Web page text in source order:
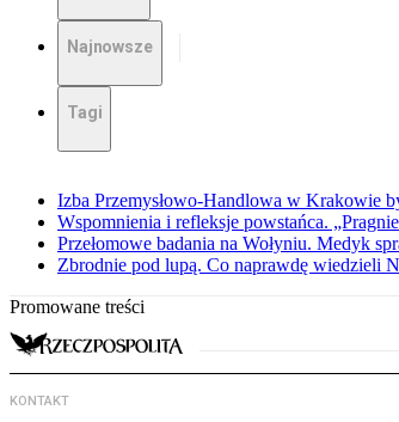
Najnowsze
Tagi
Izba Przemysłowo-Handlowa w Krakowie
Wspomnienia i refleksje powstańca.
Przełomowe badania na Wołyniu. Medyk
Zbrodnie pod lupą. Co naprawdę wiedzieli
Promowane treści
KONTAKT